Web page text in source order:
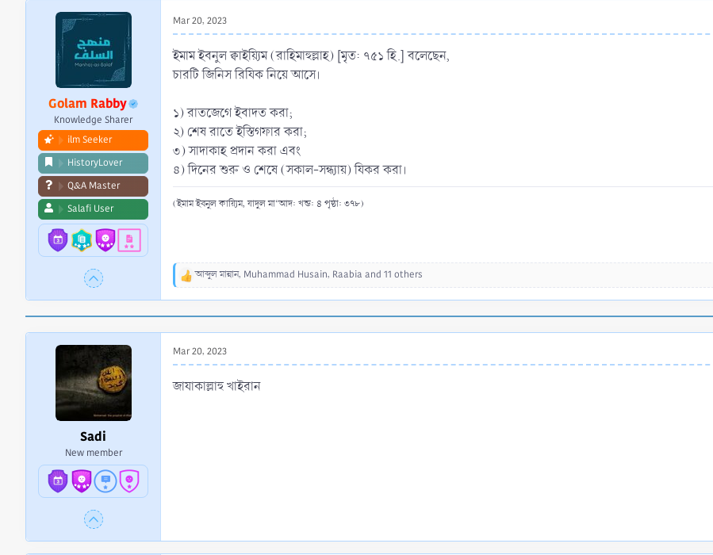
r
r
Golam Rabby
Knowledge Sharer
ilm Seeker
HistoryLover
Q&A Master
Salafi User
Mar 20, 2023
ইমাম ইবনুল ক্বাইয়্যিম (রাহিমাহুল্লাহ) [মৃত: ৭৫১ হি.] বলেছেন,
চারটি জিনিস রিযিক নিয়ে আসে।
১) রাতজেগে ইবাদত করা;
২) শেষ রাতে ইস্তিগফার করা;
৩) সাদাকাহ প্রদান করা এবং
৪) দিনের শুরু ও শেষে (সকাল-সন্ধ্যায়) যিকর করা।
(ইমাম ইবনুল কায়্যিম, যাদুল মা‘আদ: খন্ড: ৪ পৃষ্ঠা: ৩৭৮)
R
t
i
o
n
s
আব্দুল মান্নান, Muhammad Husain, Raabia and 11 others
Sadi
New member
Mar 20, 2023
জাযাকাল্লাহু খাইরান